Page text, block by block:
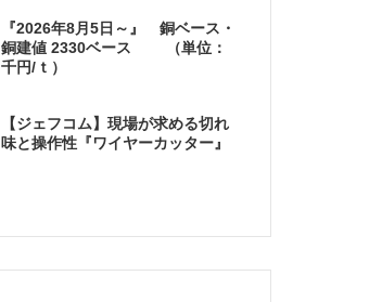
『2026年8月5日～』 銅ベース・
銅建値 2330ベース （単位：
千円/ｔ）
【ジェフコム】現場が求める切れ
味と操作性『ワイヤーカッター』